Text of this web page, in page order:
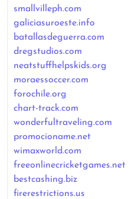
smallvilleph.com
galiciasuroeste.info
batallasdeguerra.com
dregstudios.com
neatstuffhelpskids.org
moraessoccer.com
forochile.org
chart-track.com
wonderfultraveling.com
promocioname.net
wimaxworld.com
freeonlinecricketgames.net
bestcashing.biz
firerestrictions.us